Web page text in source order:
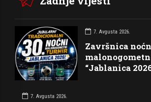
7. Avgusta 2026.
Završnica
“Jablanica
7. Avgusta 2026.